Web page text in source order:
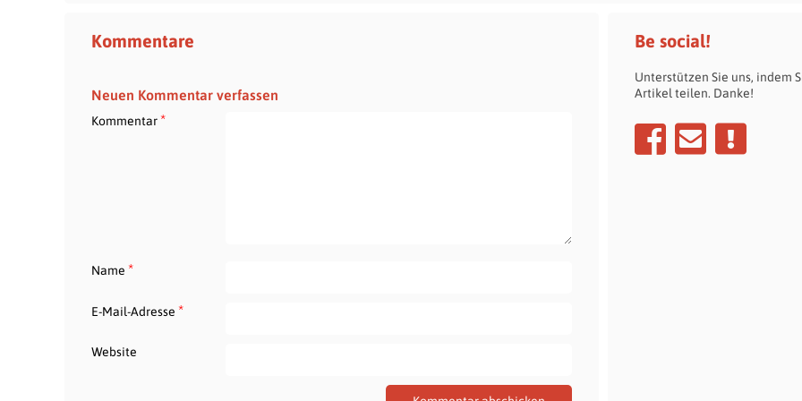
Kommentare
Neuen Kommentar verfassen
Kommentar*
Name *
E-Mail-Adresse *
Website
Be social!
Unterstützen Sie uns, indem
Artikel teilen. Danke!